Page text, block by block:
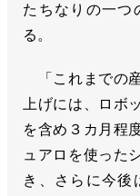
たちなりの一つ
る。
「これまでの
上げには、ロボ
を含め３カ月程
ュアロを使った
き、さらに今後